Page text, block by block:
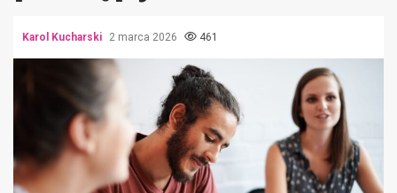
Karol Kucharski 2 marca 2026 461